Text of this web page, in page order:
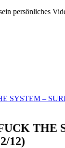
persönliches
SYSTEM –
THE
12)